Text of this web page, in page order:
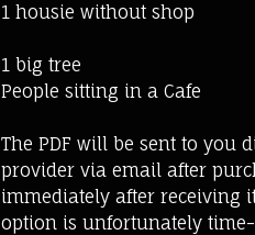
1 housie without shop
1 big tree
People sitting in a Cafe
The PDF will be sent to you
provider via email after
immediately after receiving
option is unfortunately